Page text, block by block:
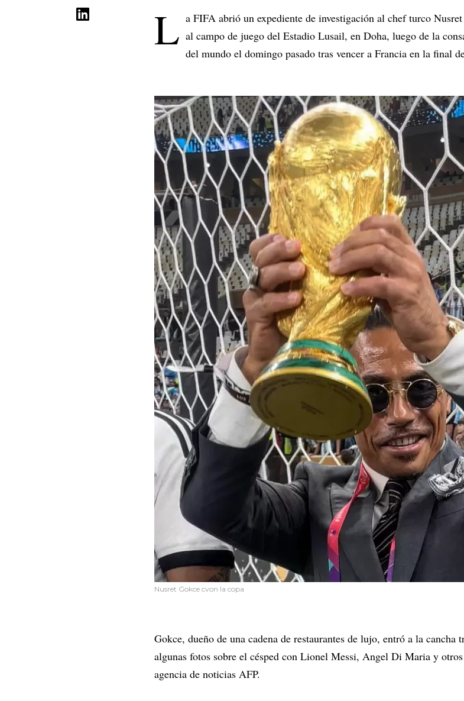
L a FIFA abrió un expediente de investigación al chef turco
al campo de juego del Estadio Lusail, en Doha, luego de la
del mundo el domingo pasado tras vencer a Francia en la final
Nusret Gokce cvon la copa
Gokce, dueño de una cadena de restaurantes de lujo, entró a la
algunas fotos sobre el césped con Lionel Messi, Angel Di Maria y
agencia de noticias AFP.